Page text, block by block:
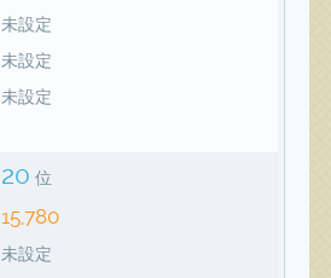
未設定
未設定
未設定
20 位
15,780
未設定